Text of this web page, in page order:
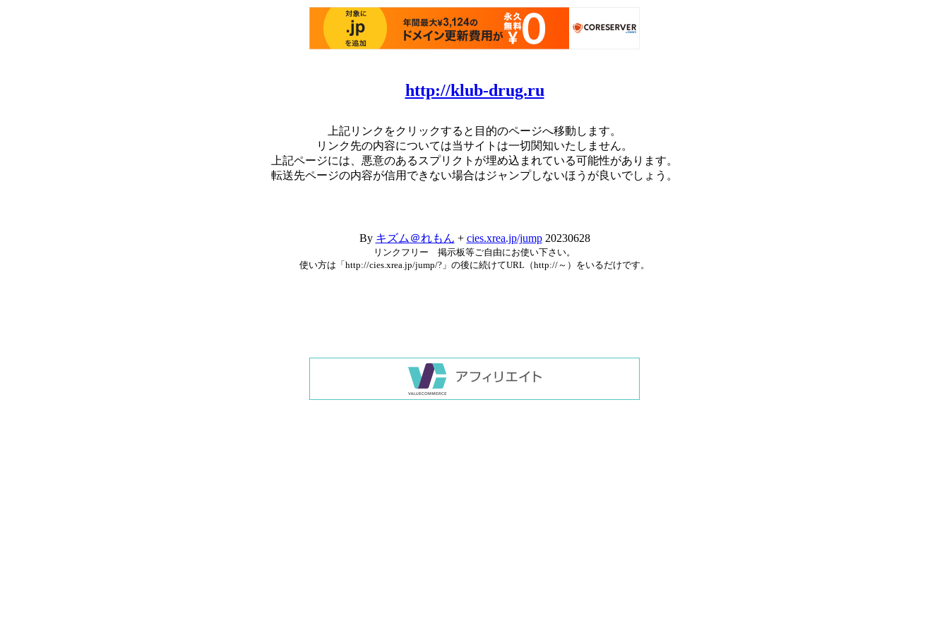
http://klub-drug.ru
上記リンクをクリックすると目的のページへ移動します。
リンク先の内容については当サイトは一切関知いたしません。
上記ページには、悪意のあるスプリクトが埋め込まれている可能性があります。
転送先ページの内容が信用できない場合はジャンプしないほうが良いでしょう。
By キズム＠れもん + cies.xrea.jp/jump20230628
リンクフリー 掲示板等ご自由にお使い下さい。
使い方は「http://cies.xrea.jp/jump/?」の後に続けてURL（http://～）をいるだけです。